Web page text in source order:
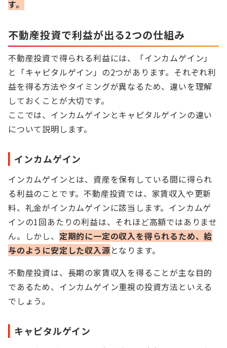
す。
不動産投資で利益が出る2つの仕組み
不動産投資で得られる利益には、「インカムゲイン」
と「キャピタルゲイン」の2つがあります。それぞれ利
益を得る方法やタイミングが異なるため、違いを理解
しておくことが大切です。
ここでは、インカムゲインとキャピタルゲインの違い
について説明します。
インカムゲイン
インカムゲインとは、資産を保有している間に得られ
る利益のことです。不動産投資では、家賃収入や更新
料、礼金がインカムゲインに該当します。インカムゲ
インの1回あたりの利益は、それほど高額ではありませ
ん。しかし、 定期的に一定の収入を得られるため、給
与のように安定した収入源となります。
不動産投資は、長期の家賃収入を得ることが主な目的
であるため、インカムゲイン重視の投資方法といえる
でしょう。
キャピタルゲイン